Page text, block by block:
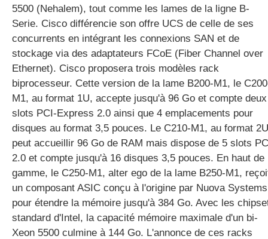
5500 (Nehalem), tout comme les lames de la ligne B-
Serie. Cisco différencie son offre UCS de celle de ses
concurrents en intégrant les connexions SAN et de
stockage via des adaptateurs FCoE (Fiber Channel over
Ethernet). Cisco proposera trois modèles rack
biprocesseur. Cette version de la lame B200-M1, le
M1, au format 1U, accepte jusqu'à 96 Go et compte deux
slots PCI-Express 2.0 ainsi que 4 emplacements pour
disques au format 3,5 pouces. Le C210-M1, au format
peut accueillir 96 Go de RAM mais dispose de 5 slots
2.0 et compte jusqu'à 16 disques 3,5 pouces. En haut de
gamme, le C250-M1, alter ego de la lame B250-M1,
un composant ASIC conçu à l'origine par Nuova Systems
pour étendre la mémoire jusqu'à 384 Go. Avec les
standard d'Intel, la capacité mémoire maximale d'un bi-
Xeon 5500 culmine à 144 Go. L'annonce de ces racks